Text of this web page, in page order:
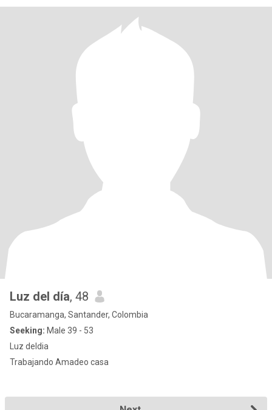
Luz del día, 48
Bucaramanga, Santander, Colombia
Seeking: Male 39 - 53
Luz deldia
Trabajando Amadeo casa